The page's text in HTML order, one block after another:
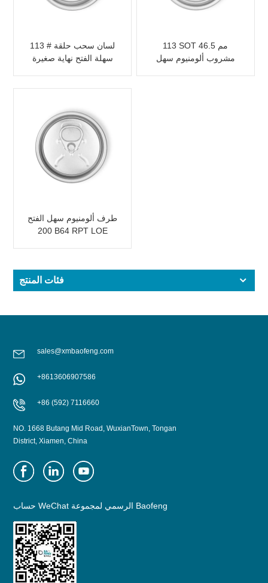
113 # لسان سحب حلقة
سهلة الفتح نهاية صغيرة
113 SOT 46.5 مم
مشروب ألومنيوم سهل
طرف ألومنيوم سهل الفتح
200 B64 RPT LOE
فئات المنتج
sales@xmbaofeng.com
+8613606907586
+86 (592) 7116660
NO. 1668 Butang Mid Road, WuxianTown, Tongan
District, Xiamen, China
حساب WeChat الرسمي لمجموعة Baofeng